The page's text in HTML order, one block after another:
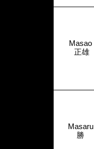
Masao
正雄
Masaru
勝